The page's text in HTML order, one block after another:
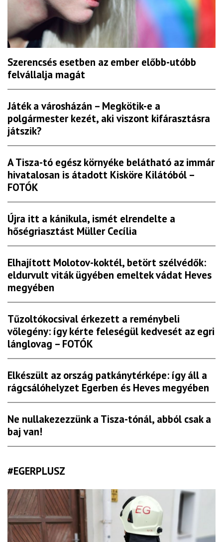
Szerencsés esetben az ember előbb-utóbb
felvállalja magát
Játék a városházán – Megkötik-e a
polgármester kezét, aki viszont kifárasztásra
játszik?
A Tisza-tó egész környéke belátható az immár
hivatalosan is átadott Kisköre Kilátóból –
FOTÓK
Újra itt a kánikula, ismét elrendelte a
hőségriasztást Müller Cecília
Elhajított Molotov-koktél, betört szélvédők:
eldurvult viták ügyében emeltek vádat Heves
megyében
Tűzoltókocsival érkezett a reménybeli
vőlegény: így kérte feleségül kedvesét az egri
lánglovag – FOTÓK
Elkészült az ország patkánytérképe: így áll a
rágcsálóhelyzet Egerben és Heves megyében
Ne nullakezezzünk a Tisza-tónál, abból csak a
baj van!
#EGERPLUSZ